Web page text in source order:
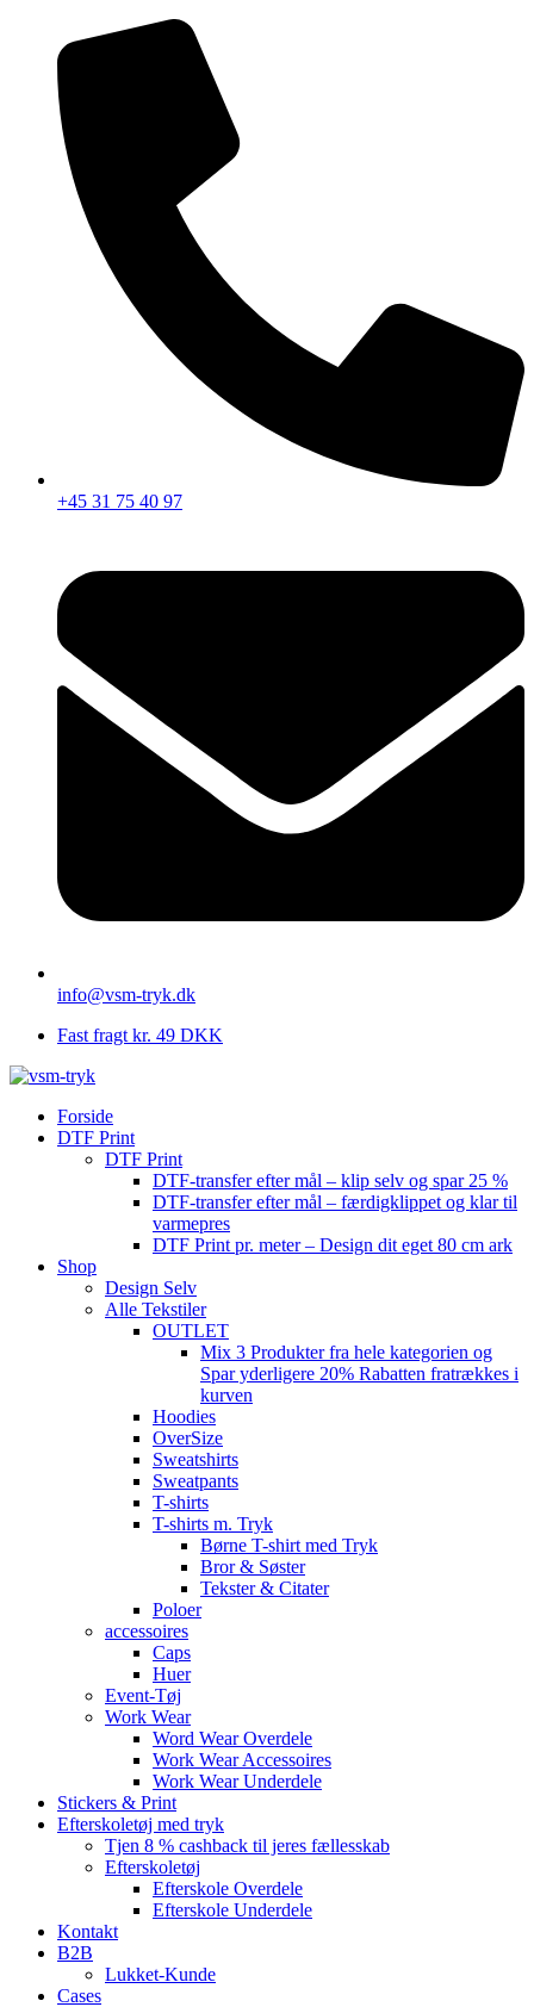
indhold
+45 31 75 40 97
info@vsm-tryk.dk
Fast fragt kr. 49 DKK
Forside
DTF Print
DTF Print
DTF-transfer efter mål – klip selv og spar 25 %
DTF-transfer efter mål – færdigklippet og klar til
varmepres
DTF Print pr. meter – Design dit eget 80 cm ark
Shop
Design Selv
Alle Tekstiler
OUTLET
Mix 3 Produkter fra hele kategorien og
Spar yderligere 20% Rabatten fratrækkes i
kurven
Hoodies
OverSize
Sweatshirts
Sweatpants
T-shirts
T-shirts m. Tryk
Børne T-shirt med Tryk
Bror & Søster
Tekster & Citater
Poloer
accessoires
Caps
Huer
Event-Tøj
Work Wear
Word Wear Overdele
Work Wear Accessoires
Work Wear Underdele
Stickers & Print
Efterskoletøj med tryk
Tjen 8 % cashback til jeres fællesskab
Efterskoletøj
Efterskole Overdele
Efterskole Underdele
Kontakt
B2B
Lukket-Kunde
Cases